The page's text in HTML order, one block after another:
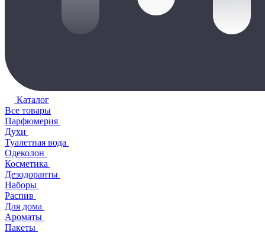
Каталог
Все товары
Парфюмерия
Духи
Туалетная вода
Одеколон
Косметика
Дезодоранты
Наборы
Распив
Для дома
Ароматы
Пакеты